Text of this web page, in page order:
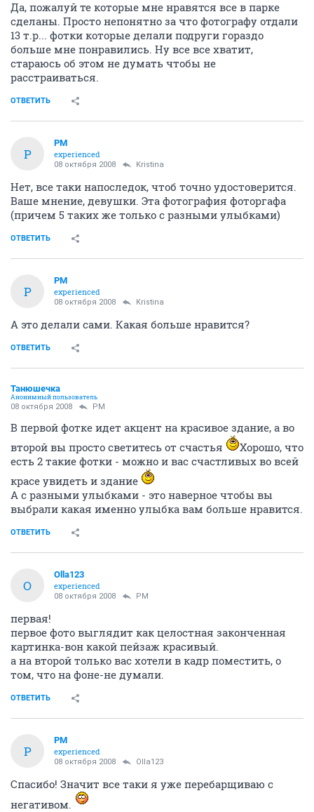
Да, пожалуй те которые мне нравятся все в парке
сделаны. Просто непонятно за что фотографу отдали
13 т.р... фотки которые делали подруги гораздо
больше мне понравились. Ну все все хватит,
стараюсь об этом не думать чтобы не
расстраиваться.
ОТВЕТИТЬ
P
PM
experienced
08 октября 2008 Kristina
Нет, все таки напоследок, чтоб точно удостоверится.
Ваше мнение, девушки. Эта фотография фоторгафа
(причем 5 таких же только с разными улыбками)
ОТВЕТИТЬ
P
PM
experienced
08 октября 2008 Kristina
А это делали сами. Какая больше нравится?
ОТВЕТИТЬ
Танюшечка
Анонимный пользователь
08 октября 2008 PM
В первой фотке идет акцент на красивое здание, а во
второй вы просто светитесь от счастья
Хорошо, что
есть 2 такие фотки - можно и вас счастливых во всей
красе увидеть и здание
А с разными улыбками - это наверное чтобы вы
выбрали какая именно улыбка вам больше нравится.
ОТВЕТИТЬ
O
Olla123
experienced
08 октября 2008 PM
первая!
первое фото выглядит как целостная законченная
картинка-вон какой пейзаж красивый.
а на второй только вас хотели в кадр поместить, о
том, что на фоне-не думали.
ОТВЕТИТЬ
P
PM
experienced
08 октября 2008 Olla123
Спасибо! Значит все таки я уже перебарщиваю с
негативом.